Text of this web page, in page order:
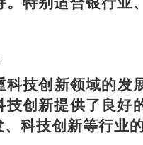
科技创新领域的发
技创新提供了良好
科技创新等行业的